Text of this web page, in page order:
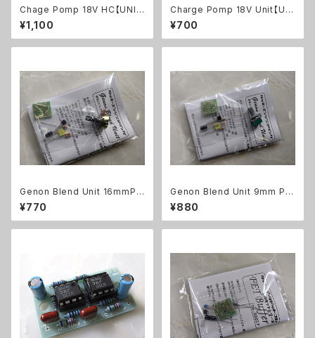
Chage Pomp 18V HC【UNIT
KIT】
¥1,100
Charge Pomp 18V Unit【UNI
T KIT】
¥700
Genon Blend Unit 16mmPO
T【UNIT KIT】
¥770
Genon Blend Unit 9mm PO
T【UNIT KIT】
¥880